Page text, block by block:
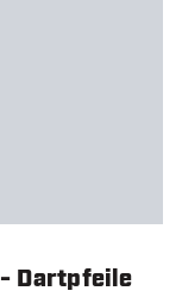
Dartpfeile